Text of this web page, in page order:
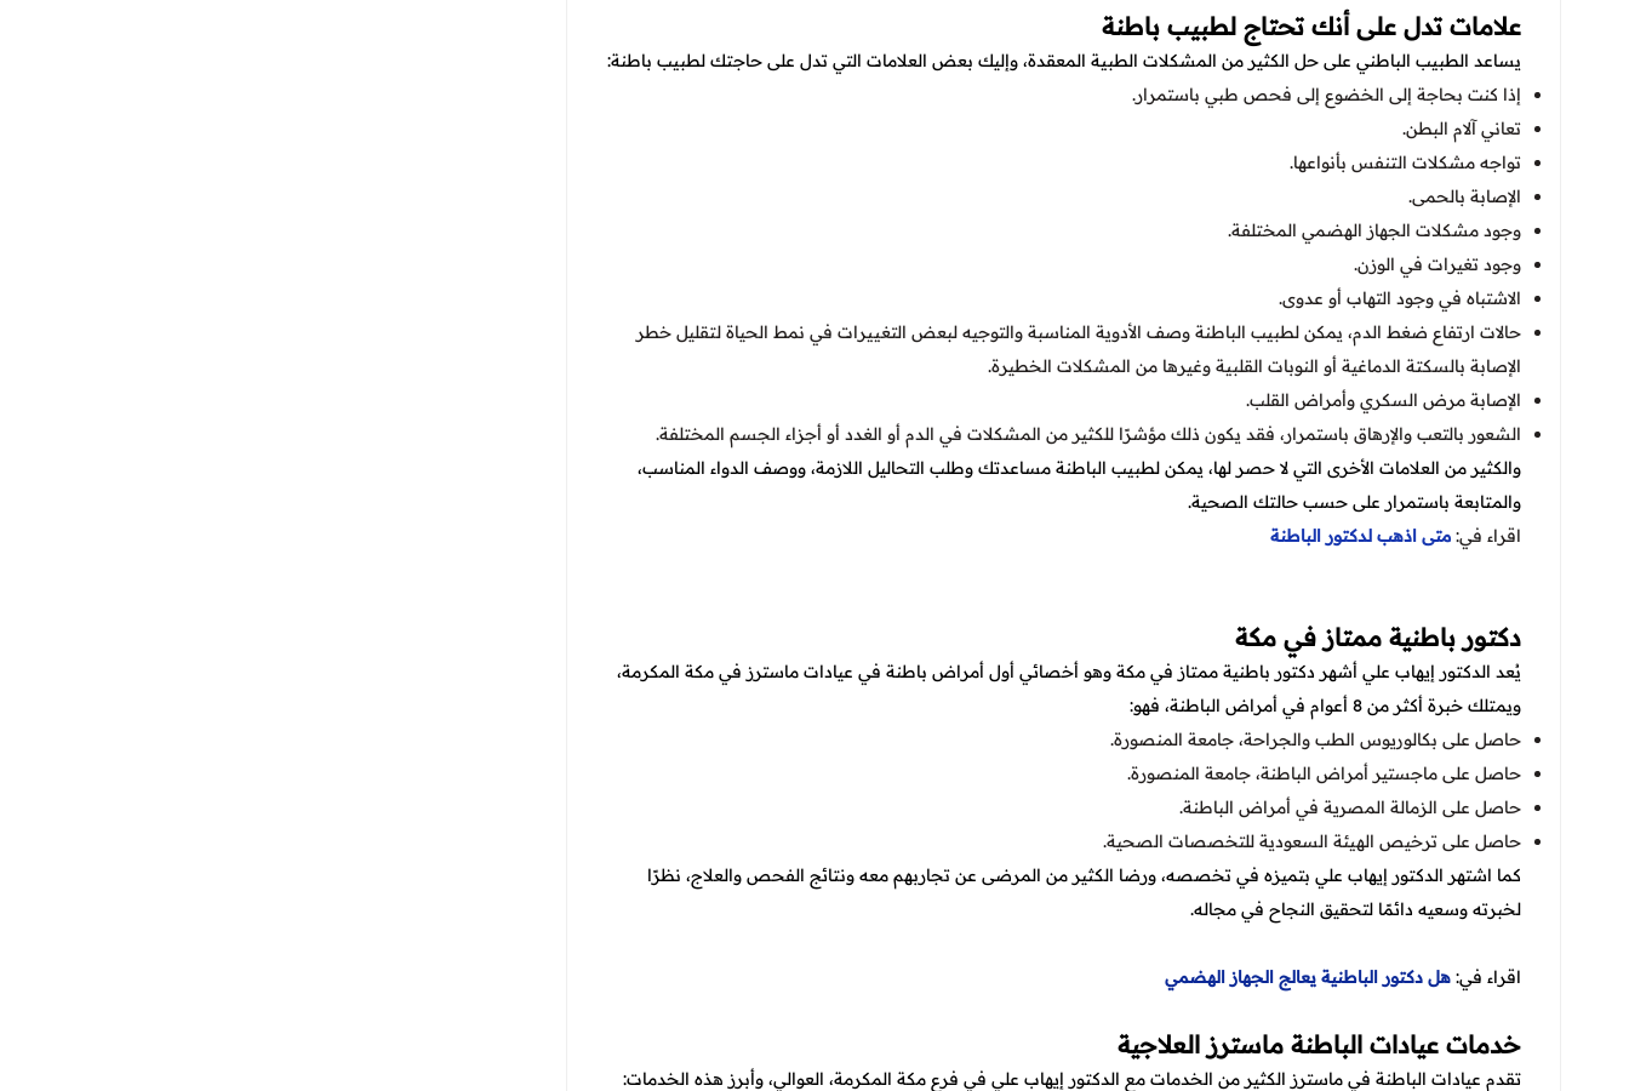
علامات تدل على أنك تحتاج لطبيب باطنة
يساعد الطبيب الباطني على حل الكثير من المشكلات الطبية المعقدة، وإليك بعض العلامات التي تدل على حاجتك لطبيب باطنة:
إذا كنت بحاجة إلى الخضوع إلى فحص طبي باستمرار.
تعاني آلام البطن.
تواجه مشكلات التنفس بأنواعها.
الإصابة بالحمى.
وجود مشكلات الجهاز الهضمي المختلفة.
وجود تغيرات في الوزن.
الاشتباه في وجود التهاب أو عدوى.
حالات ارتفاع ضغط الدم، يمكن لطبيب الباطنة وصف الأدوية المناسبة والتوجيه لبعض التغييرات في نمط الحياة لتقليل خطر
الإصابة بالسكتة الدماغية أو النوبات القلبية وغيرها من المشكلات الخطيرة.
الإصابة مرض السكري وأمراض القلب.
الشعور بالتعب والإرهاق باستمرار، فقد يكون ذلك مؤشرًا للكثير من المشكلات في الدم أو الغدد أو أجزاء الجسم المختلفة.
والكثير من العلامات الأخرى التي لا حصر لها، يمكن لطبيب الباطنة مساعدتك وطلب التحاليل اللازمة، ووصف الدواء المناسب،
والمتابعة باستمرار على حسب حالتك الصحية.
اقراء في: متى اذهب لدكتور الباطنة
دكتور باطنية ممتاز في مكة
يُعد الدكتور إيهاب علي أشهر دكتور باطنية ممتاز في مكة وهو أخصائي أول أمراض باطنة في عيادات ماسترز في مكة المكرمة،
ويمتلك خبرة أكثر من 8 أعوام في أمراض الباطنة، فهو:
حاصل على بكالوريوس الطب والجراحة، جامعة المنصورة.
حاصل على ماجستير أمراض الباطنة، جامعة المنصورة.
حاصل على الزمالة المصرية في أمراض الباطنة.
حاصل على ترخيص الهيئة السعودية للتخصصات الصحية.
كما اشتهر الدكتور إيهاب علي بتميزه في تخصصه، ورضا الكثير من المرضى عن تجاربهم معه ونتائج الفحص والعلاج، نظرًا
لخبرته وسعيه دائمًا لتحقيق النجاح في مجاله.
اقراء في: هل دكتور الباطنية يعالج الجهاز الهضمي
خدمات عيادات الباطنة ماسترز العلاجية
تقدم عيادات الباطنة في ماسترز الكثير من الخدمات مع الدكتور إيهاب علي في فرع مكة المكرمة، العوالي، وأبرز هذه الخدمات: